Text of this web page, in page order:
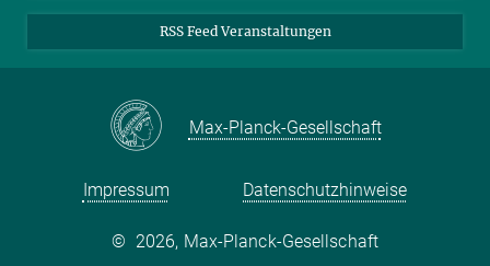
Schülerinnen und Schüler
RSS Feed Veranstaltungen
Max-Planck-Gesellschaft
Impressum Datenschutzhinweise
© 2026, Max-Planck-Gesellschaft